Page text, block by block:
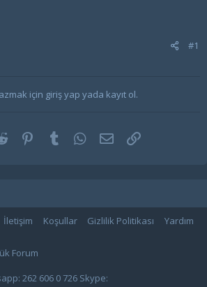
#1
için giriş yap yada kayıt ol.
Reddit Pinterest
Tumblr WhatsApp
E-postaLink
İletişim Koşullar Gizlilik Politikası
Yardım
Forum
262 606 0 726 Skype: